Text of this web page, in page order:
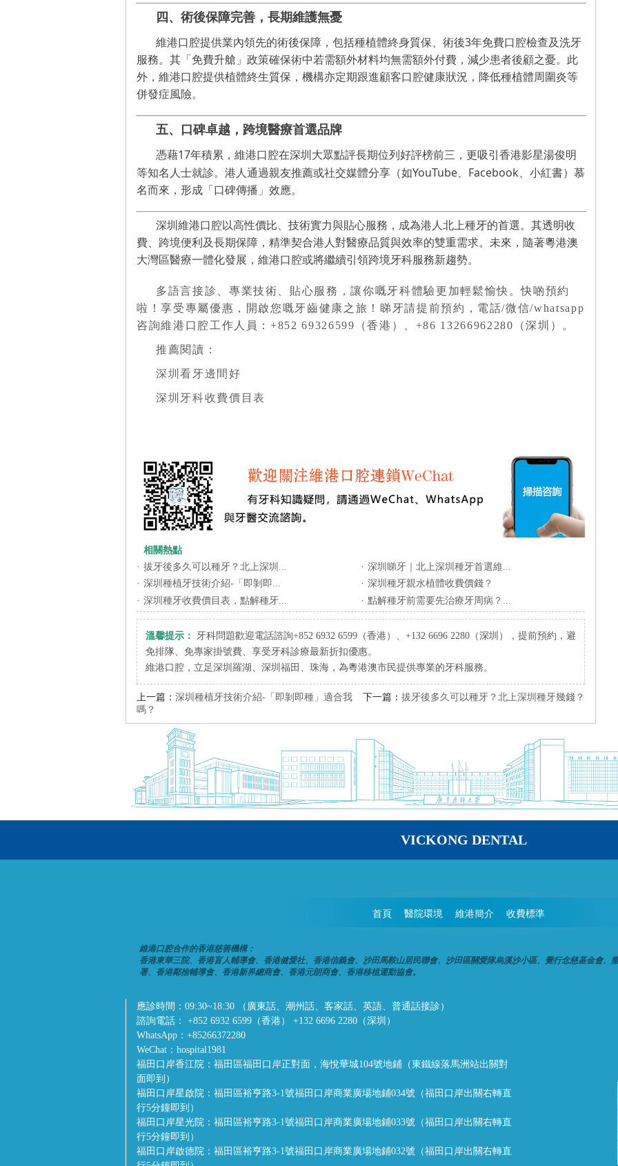
四、術後保障完善，長期維護無憂
維港口腔提供業內領先的術後保障，包括種植體終身質保、術後3年免費口腔檢查及洗牙
服務。其 「 免費升艙 」 政策確保術中若需額外材料均無需額外付費，減少患者後顧之憂。此
外， 維港口腔提供植體終生質保， 機構亦定期跟進顧客口腔健康狀況，降低種植體周圍炎等
併發症風險。
五、口碑卓越，跨境醫療首選品牌
憑藉17年積累，維港口腔在深圳大眾點評長期位列好評榜前三，更吸引香港影星湯俊明
等知名人士就診。港人通過親友推薦或社交媒體分享（如YouTube Facebook
小紅書）慕
名而來，形成 「 口碑傳播 」 效應。
深圳維港口腔以高性價比、技術實力與貼心服務，成為港人北上種牙的首選。其透明收
費、跨境便利及長期保障，精準契合港人對醫療品質與效率的雙重需求。未來，隨著粵港澳
大灣區醫療一體化發展，維港口腔或將繼續引領跨境牙科服務新趨勢。
多語言接診、專業技術、貼心服務，讓你嘅牙科體驗更加輕鬆愉快。快啲預約
啦！享受專屬優惠，開啟您嘅牙齒健康之旅！睇牙請提前預約，電話/微信/whatsapp
咨詢維港口腔工作人員：+852 69326599（香港）、+86 13266962280（深圳）。
推薦閱讀：
深圳看牙邊間好
深圳牙科收費價目表
相關熱點
· 拔牙後多久可以種牙？北上深圳... · 深圳睇牙｜北上深圳種牙首選維...
· 深圳種植牙技術介紹-「即剝即... · 深圳種牙親水植體收費價錢？
· 深圳種牙收費價目表，點解種牙... · 點解種牙前需要先治療牙周病？...
溫馨提示：
牙科問題歡迎電話諮詢+852 6932 6599（香港）、+132 6696 2280（深圳），提前預約，避
免排隊、免專家掛號費、享受牙科診療最新折扣優惠。
維港口腔，立足深圳羅湖、深圳福田、珠海，為粵港澳市民提供專業的牙科服務。
上一篇： 深圳種植牙技術介紹-「即剝即種」適合我
嗎？
下一篇： 拔牙後多久可以種牙？北上深圳種牙幾錢？
VICKONG DENTAL
首頁 醫院環境 維港簡介 收費標準
維港口腔合作的香港慈善機構：
香港東華三院、香港盲人輔導會、香港健愛社、香港信義會、沙田馬鞍山居民聯會、沙田區關愛隊烏溪沙小區、覺行念慈基金會、
署、香港鄰捨輔導會、香港新界總商會、香港元朗商會、香港移植運動協會。
應診時間： 09:30~18:30 （廣東話、潮州話、客家話、英語、普通話接診）
諮詢電話：
+852 6932 6599（香港） +132 6696 2280（深圳）
WhatsApp： +85266372280
WeChat： hospital1981
福田口岸香江院： 福田區福田口岸正對面，海悅華城104號地鋪（東鐵線落馬洲站出關對
面即到）
福田口岸星啟院： 福田區裕亨路3-1號福田口岸商業廣場地鋪034號（福田口岸出關右轉直
行5分鐘即到）
福田口岸星光院： 福田區裕亨路3-1號福田口岸商業廣場地鋪033號（福田口岸出關右轉直
行5分鐘即到）
福田口岸啟德院： 福田區裕亨路3-1號福田口岸商業廣場地鋪032號（福田口岸出關右轉直